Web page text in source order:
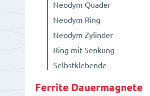
Neodym Quader
Neodym Ring
Neodym Zylinder
Ring mit Senkung
Selbstklebende
Ferrite Dauermagnete